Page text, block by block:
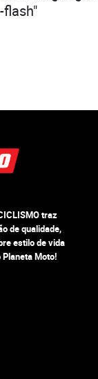
traz
de qualidade,
estilo de vida
Moto!